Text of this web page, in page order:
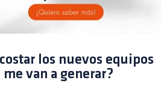
los nuevos equipos
van a generar?